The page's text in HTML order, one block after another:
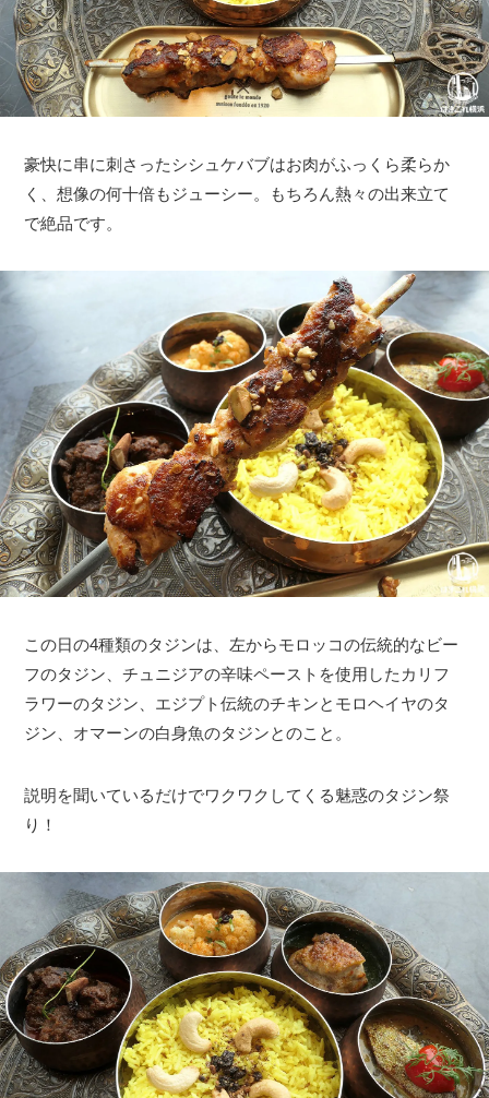
豪快に串に刺さったシシュケバブはお肉がふっくら柔らか
く、想像の何十倍もジューシー。もちろん熱々の出来立て
で絶品です。
この日の4種類のタジンは、左からモロッコの伝統的なビー
フのタジン、チュニジアの辛味ペーストを使用したカリフ
ラワーのタジン、エジプト伝統のチキンとモロヘイヤのタ
ジン、オマーンの白身魚のタジンとのこと。
説明を聞いているだけでワクワクしてくる魅惑のタジン祭
り！